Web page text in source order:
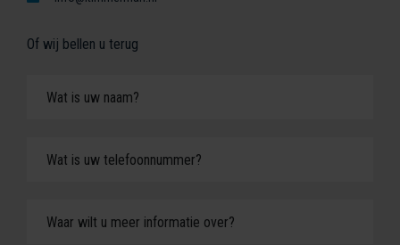
Of wij bellen u terug